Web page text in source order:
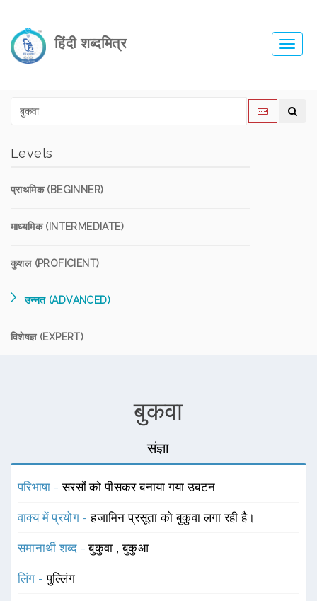
हिंदी शब्दमित्र
Levels
प्राथमिक (BEGINNER)
माध्यमिक (INTERMEDIATE)
कुशल (PROFICIENT)
उन्नत (ADVANCED)
विशेषज्ञ (EXPERT)
बुकवा
संज्ञा
परिभाषा -सरसों को पीसकर बनाया गया उबटन
वाक्य में प्रयोग -हजामिन प्रसूता को बुकुवा लगा रही है।
समानार्थी शब्द -बुकुवा ,बुकुआ
लिंग -पुल्लिंग